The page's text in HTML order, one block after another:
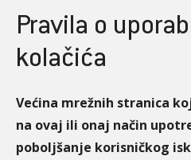
Pravila o
kolačića
Većina mrežnih stranica
na ovaj ili onaj način
poboljšanje korisničkog